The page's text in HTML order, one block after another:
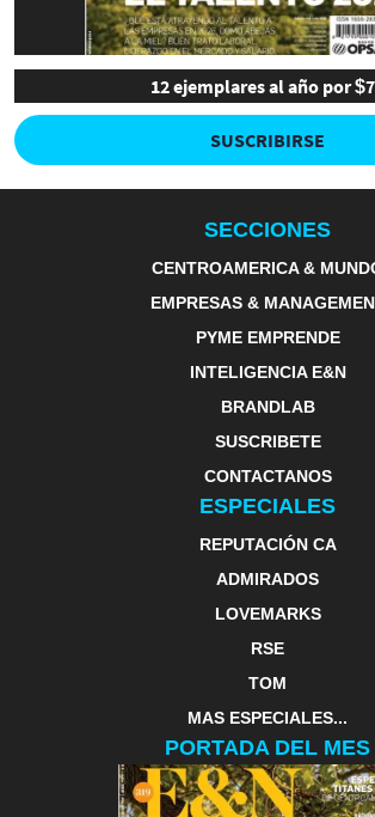
12 ejemplares al año por
SUSCRIBIRSE
SECCIONES
CENTROAMERICA &
EMPRESAS &
PYME EMPRENDE
INTELIGENCIA E&N
BRANDLAB
SUSCRIBETE
CONTACTANOS
ESPECIALES
REPUTACIÓN CA
ADMIRADOS
LOVEMARKS
RSE
TOM
MAS ESPECIALES...
PORTADA DEL MES